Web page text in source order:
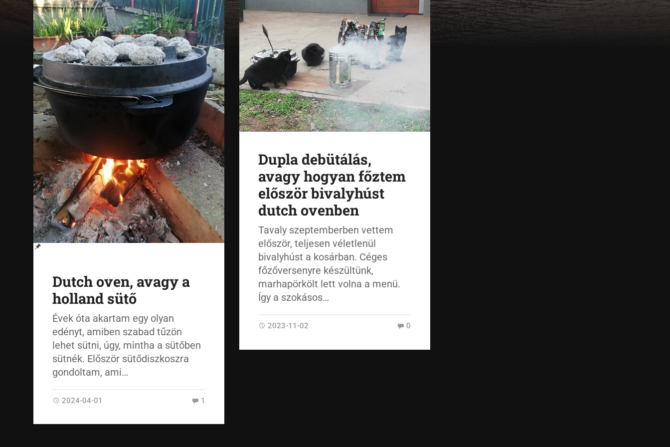
Dutch oven, avagy a
holland sütő
Évek óta akartam egy olyan
edényt, amiben szabad tűzön
lehet sütni, úgy, mintha a sütőben
sütnék. Először sütődiszkoszra
gondoltam, ami…
2024-04-01 1
Dupla debütálás,
avagy hogyan főztem
először bivalyhúst
dutch ovenben
Tavaly szeptemberben vettem
először, teljesen véletlenül
bivalyhúst a kosárban. Céges
főzőversenyre készültünk,
marhapörkölt lett volna a menü.
Így a szokásos…
2023-11-02 0